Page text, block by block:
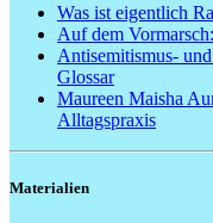
Was ist eigentlich
Auf dem
Antisemitismus-
Glossar
Maureen Maisha
Alltagspraxis
Materialien